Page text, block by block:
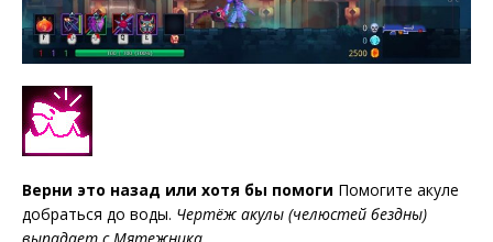
Верни это назад или хотя бы помоги Помогите акуле
добраться до воды. Чертёж акулы (челюстей бездны)